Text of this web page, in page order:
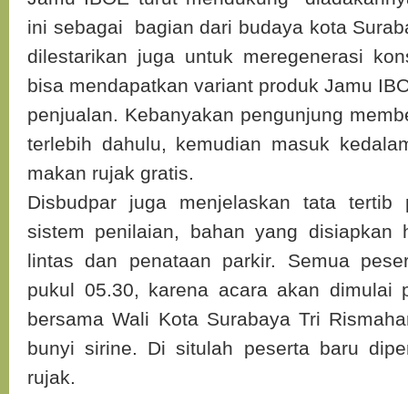
ini sebagai bagian dari budaya kota
dilestarikan juga untuk meregenerasi
bisa mendapatkan variant produk Jamu
penjualan. Kebanyakan pengunjung
terlebih dahulu, kemudian masuk
makan rujak gratis.
Disbudpar juga menjelaskan tata tertib
sistem penilaian, bahan yang disiapkan
lintas dan penataan parkir. Semua
pukul 05.30, karena acara akan dimulai
bersama Wali Kota Surabaya Tri
bunyi sirine. Di situlah peserta baru
rujak.